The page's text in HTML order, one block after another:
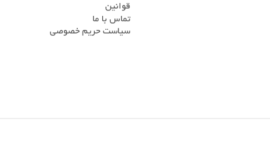
قوانین
تماس ‌با ما
سیاست حریم خصوصی